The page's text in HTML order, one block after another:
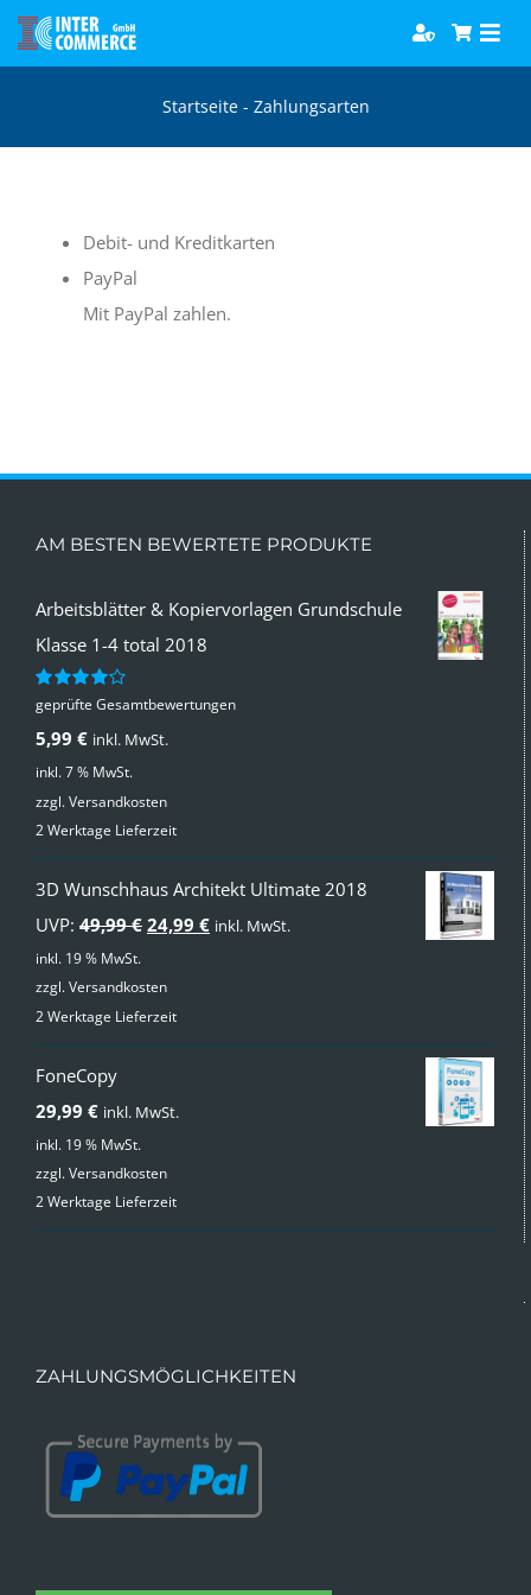
Zum
Inhalt
Bücher
Hörbücher
Startseite- Zahlungsarten
Debit- und Kreditkarten
PayPal
Mit PayPal zahlen.
AM BESTEN BEWERTETE PRODUKTE
Arbeitsblätter & Kopiervorlagen Grundschule
Klasse 1-4 total 2018
Bewertet
von 5
geprüfte Gesamtbewertungen
5,99 € inkl. MwSt.
inkl. 7 % MwSt.
zzgl.Versandkosten
2 Werktage Lieferzeit
3D Wunschhaus Architekt Ultimate 2018
UVP: 49,99€ Ursprünglicher
war:
49,99 €
24,99 €Aktueller
inkl. MwSt.
inkl. 19 % MwSt.
zzgl.Versandkosten
2 Werktage Lieferzeit
FoneCopy
29,99 € inkl. MwSt.
inkl. 19 % MwSt.
zzgl.Versandkosten
2 Werktage Lieferzeit
ZAHLUNGSMÖGLICHKEITEN